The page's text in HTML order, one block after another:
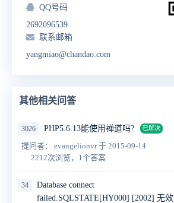
QQ号码
2692096539
联系邮箱
yangmiao@chandao.com
其他相关问答
3026 PHP5.6.13能使用禅道吗? 已解决
提问者： evangelionvr于 2015-09-14
2212次浏览，1个答案
34
Database connect
failed.SQLSTATE[HY000] [2002] 无效